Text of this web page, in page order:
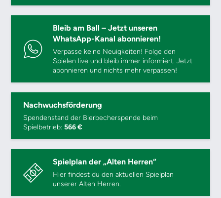
Bleib am Ball – Jetzt unseren
WhatsApp-Kanal abonnieren!
Verpasse keine Neuigkeiten! Folge den
Spielen live und bleib immer informiert. Jetzt
abonnieren und nichts mehr verpassen!
Nachwuchsförderung
Spendenstand der Bierbecherspende beim
Spielbetrieb:566 €
Spielplan der „Alten Herren“
Hier findest du den aktuellen Spielplan
unserer Alten Herren.